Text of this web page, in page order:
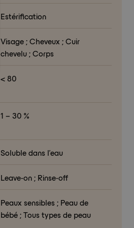
Estérification
Visage ; Cheveux ; Cuir
chevelu ; Corps
< 80
1 – 30 %
Soluble dans l’eau
Leave-on ; Rinse-off
Peaux sensibles ; Peau de
bébé ; Tous types de peau